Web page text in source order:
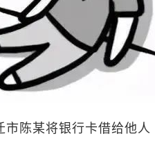
市陈某将银行卡借给他人